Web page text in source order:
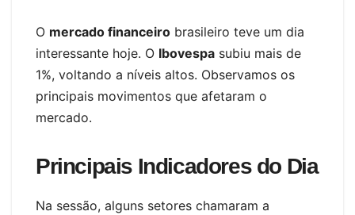
O mercado financeiro brasileiro teve um dia
interessante hoje. O Ibovespa subiu mais de
1%, voltando a níveis altos. Observamos os
principais movimentos que afetaram o
mercado.
Principais Indicadores do Dia
Na sessão, alguns setores chamaram a